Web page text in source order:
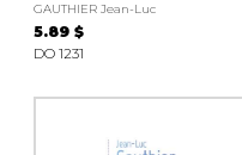
GAUTHIER Jean-Luc
5.89 $
DO 1231